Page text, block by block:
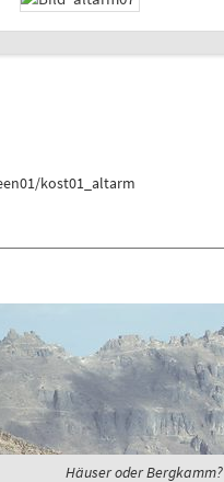
kost01_altarm
Häuser oder Bergkamm?